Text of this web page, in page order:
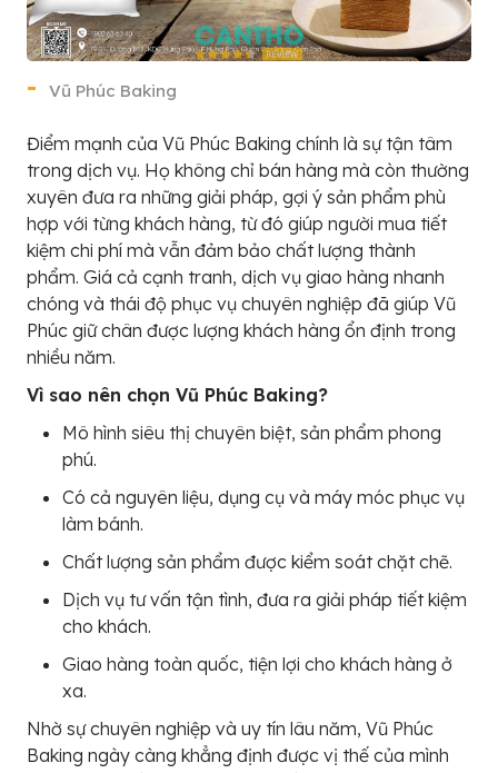
Vũ Phúc Baking
Điểm mạnh của Vũ Phúc Baking chính là sự tận tâm
trong dịch vụ. Họ không chỉ bán hàng mà còn thường
xuyên đưa ra những giải pháp, gợi ý sản phẩm phù
hợp với từng khách hàng, từ đó giúp người mua tiết
kiệm chi phí mà vẫn đảm bảo chất lượng thành
phẩm. Giá cả cạnh tranh, dịch vụ giao hàng nhanh
chóng và thái độ phục vụ chuyên nghiệp đã giúp Vũ
Phúc giữ chân được lượng khách hàng ổn định trong
nhiều năm.
Vì sao nên chọn Vũ Phúc Baking?
Mô hình siêu thị chuyên biệt, sản phẩm phong
phú.
Có cả nguyên liệu, dụng cụ và máy móc phục vụ
làm bánh.
Chất lượng sản phẩm được kiểm soát chặt chẽ.
Dịch vụ tư vấn tận tình, đưa ra giải pháp tiết kiệm
cho khách.
Giao hàng toàn quốc, tiện lợi cho khách hàng ở
xa.
Nhờ sự chuyên nghiệp và uy tín lâu năm, Vũ Phúc
Baking ngày càng khẳng định được vị thế của mình